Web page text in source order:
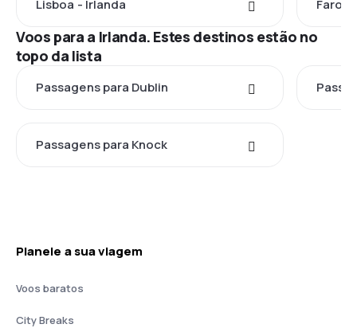
Lisboa - Irlanda Faro -
Voos para a Irlanda. Estes destinos estão no
topo da lista
Passagens para Dublin
Passagens para Knock
Planeie a sua viagem
Voos baratos
City Breaks